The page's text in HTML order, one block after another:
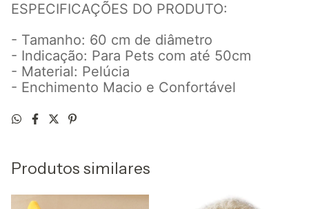
ESPECIFICAÇÕES DO PRODUTO:
- Tamanho: 60 cm de diâmetro
- Indicação: Para Pets com até 50cm
- Material: Pelúcia
- Enchimento Macio e Confortável
Produtos similares